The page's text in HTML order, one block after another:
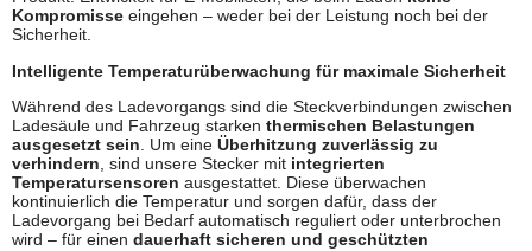
Kompromisse eingehen – weder bei der Leistung noch bei der
Sicherheit.
Intelligente Temperaturüberwachung für maximale Sicherheit
Während des Ladevorgangs sind die Steckverbindungen zwischen
Ladesäule und Fahrzeug starken thermischen Belastungen
ausgesetzt sein . Um eine Überhitzung zuverlässig zu
verhindern , sind unsere Stecker mit integrierten
Temperatursensoren ausgestattet. Diese überwachen
kontinuierlich die Temperatur und sorgen dafür, dass der
Ladevorgang bei Bedarf automatisch reguliert oder unterbrochen
wird – für einen dauerhaft sicheren und geschützten